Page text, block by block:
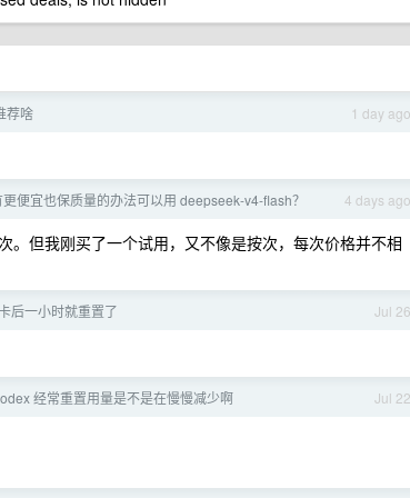
1 day ago
荐啥
4 days ago
便宜也保质量的办法可以用 deepseek-v4-flash？
。但我刚买了一个试用，又不像是按次，每次价格并不相
Jul 26
后一小时就重置了
Jul 22
经常重置用量是不是在慢慢减少啊